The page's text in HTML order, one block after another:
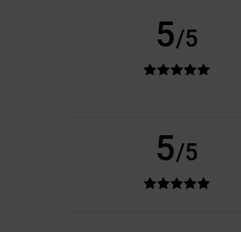
5/5
5/5